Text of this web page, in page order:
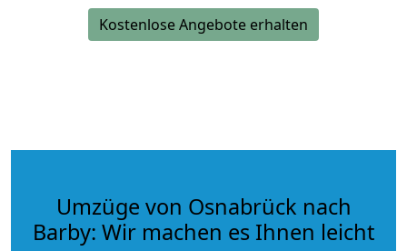
Kostenlose Angebote erhalten
Umzüge von Osnabrück nach
Barby: Wir machen es Ihnen leicht